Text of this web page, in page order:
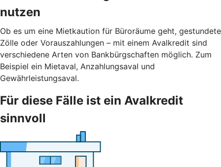
nutzen
Ob es um eine Mietkaution für Büroräume geht, gestundete
Zölle oder Vorauszahlungen – mit einem Avalkredit sind
verschiedene Arten von Bankbürgschaften möglich. Zum
Beispiel ein Mietaval, Anzahlungsaval und
Gewährleistungsaval.
Für diese Fälle ist ein Avalkredit
sinnvoll